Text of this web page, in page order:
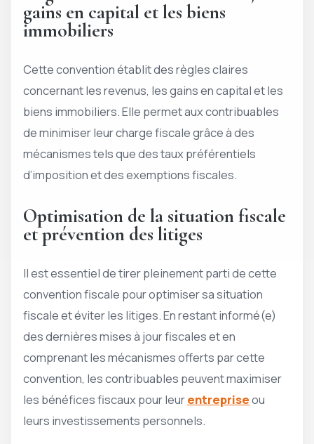
gains en capital et les biens
immobiliers
Cette convention établit des règles claires
concernant les revenus, les gains en capital et les
biens immobiliers. Elle permet aux contribuables
de minimiser leur charge fiscale grâce à des
mécanismes tels que des taux préférentiels
d’imposition et des exemptions fiscales.
Optimisation de la situation fiscale
et prévention des litiges
Il est essentiel de tirer pleinement parti de cette
convention fiscale pour optimiser sa situation
fiscale et éviter les litiges. En restant informé(e)
des dernières mises à jour fiscales et en
comprenant les mécanismes offerts par cette
convention, les contribuables peuvent maximiser
les bénéfices fiscaux pour leurentrepriseou
leurs investissements personnels.